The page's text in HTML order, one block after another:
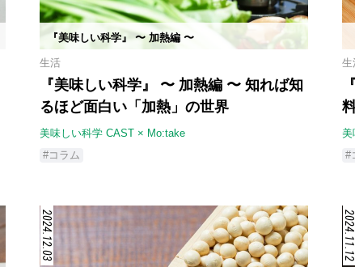
『美味しい科学』 〜 加熱編 〜
生活
『美味しい科学』 〜 加熱編 〜 知れば知
るほど面白い「加熱」の世界
美味しい科学 CAST × Mo:take
#コラム
生
美
#
2024.12.03